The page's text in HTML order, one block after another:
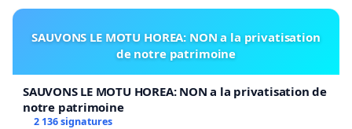
SAUVONS LE MOTU HOREA: NON a la privatisation
de notre patrimoine
SAUVONS LE MOTU HOREA: NON a la privatisation de
notre patrimoine
2 136 signatures